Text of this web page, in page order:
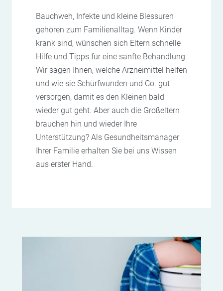
Bauchweh, Infekte und kleine Blessuren
gehören zum Familienalltag. Wenn Kinder
krank sind, wünschen sich Eltern schnelle
Hilfe und Tipps für eine sanfte Behandlung.
Wir sagen Ihnen, welche Arzneimittel helfen
und wie sie Schürfwunden und Co. gut
versorgen, damit es den Kleinen bald
wieder gut geht. Aber auch die Großeltern
brauchen hin und wieder Ihre
Unterstützung? Als Gesundheitsmanager
Ihrer Familie erhalten Sie bei uns Wissen
aus erster Hand.